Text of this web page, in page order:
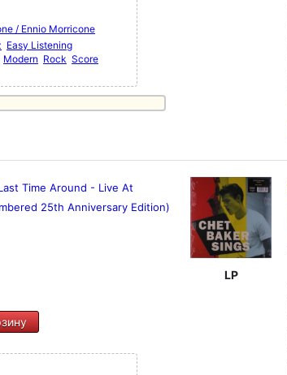
/ Ennio Morricone
Easy Listening
Modern Rock Score
Time Around - Live At
25th Anniversary Edition)
LP